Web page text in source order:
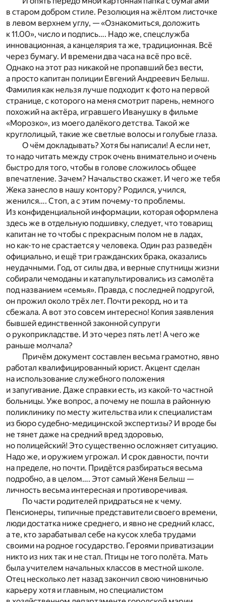
в старом добром стиле. Резолюция на жёлтом листочке
в левом верхнем углу, — «Ознакомиться, доложить
к 11.00», число и подпись…. Надо же, спецслужба
инновационная, а канцелярия та же, традиционная. Всё
через бумагу. И времени два часа на всё про всё.
Однако на этот раз никакой не пропавший без вести,
а просто капитан полиции Евгений Андреевич Белыш.
Фамилия как нельзя лучше подходит к фото на первой
странице, с которого на меня смотрит парень, немного
похожий на актёра, игравшего Иванушку в фильме
«Морозко», из моего далёкого детства. Такой же
круглолицый, такие же светлые волосы и голубые глаза.
О чём докладывать? Хотя бы написали! А если нет,
то надо читать между строк очень внимательно и очень
быстро для того, чтобы в голове сложилось общее
впечатление. Зачем? Начальство скажет. И чего же тебя
Жека занесло в нашу контору? Родился, учился,
женился…. Стоп, а с этим почему-то проблемы.
Из конфиденциальной информации, которая оформлена
здесь же в отдельную подшивку, следует, что товарищ
капитан не то чтобы с прекрасным полом не в ладах,
но как-то не срастается у человека. Один раз разведён
официально, и ещё три гражданских брака, оказались
неудачными. Год, от силы два, и верные спутницы жизни
собирали чемоданы и катапультировались из самолёта
под названием «семья». Правда, с последней подругой,
он прожил около трёх лет. Почти рекорд, но и та
сбежала. А вот это совсем интересно! Копия заявления
бывшей единственной законной супруги
о рукоприкладстве. И это через пять лет! А чего же
раньше молчала?
Причём документ составлен весьма грамотно, явно
работал квалифицированный юрист. Акцент сделан
на использование служебного положения
и запугивание. Даже справки есть, из какой-то частной
больницы. Уже вопрос, а почему не пошла в районную
поликлинику по месту жительства или к специалистам
из бюро судебно-медицинской экспертизы? И вроде бы
не тянет даже на средний вред здоровью,
но полицейский! Это существенно осложняет ситуацию.
Надо же, и оружием угрожал. И срок давности, почти
на пределе, но почти. Придётся разбираться весьма
подробно, а в целом…. Этот самый Женя Белыш —
личность весьма интересная и противоречивая.
По части родителей придраться не к чему.
Пенсионеры, типичные представители своего времени,
люди достатка ниже среднего, и явно не средний класс,
а те, кто зарабатывал себе на кусок хлеба трудами
своими на родное государство. Героями приватизации
никто из них так и не стал. Птицы не того полёта. Мать
была учителем начальных классов в местной школе.
Отец несколько лет назад закончил свою чиновничью
карьеру хотя и главным, но специалистом